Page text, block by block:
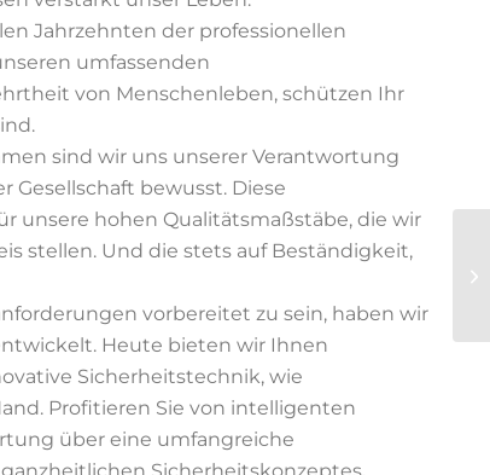
Jahrzehnten der professionellen
umfassenden
von Menschenleben, schützen Ihr
sind wir uns unserer Verantwortung
Gesellschaft bewusst. Diese
unsere hohen Qualitätsmaßstäbe, die wir
stellen. Und die stets auf Beständigkeit,
vorbereitet zu sein, haben wir
Heute bieten wir Ihnen
Sicherheitstechnik, wie
Profitieren Sie von intelligenten
über eine umfangreiche
Sicherheitskonzeptes.